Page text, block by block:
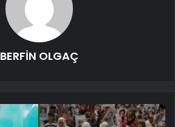
BERFİN OLGAÇ